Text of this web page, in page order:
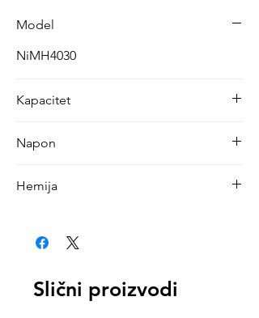
Model
NiMH4030
Kapacitet
Napon
Hemija
Slični proizvodi